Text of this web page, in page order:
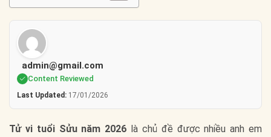
admin@gmail.com
Content Reviewed
Last Updated: 17/01/2026
Tử vi tuổi Sửu năm 2026 là chủ đề được nhiều anh em